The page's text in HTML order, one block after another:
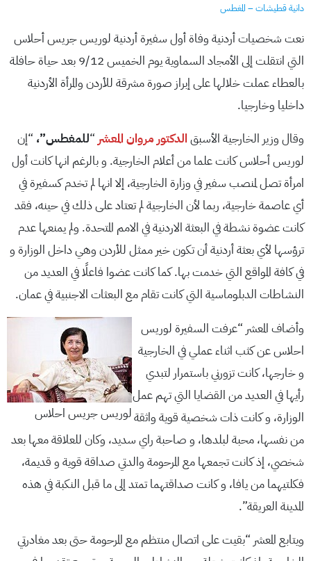
دانية قطيشات – المغطس
نعت شخصيات أردنية وفاة أول سفيرة أردنية لوريس جريس أحلاس
التي انتقلت إلى الأمجاد السماوية يوم الخميس 9/12 بعد حياة حافلة
بالعطاء عملت خلالها على إبراز صورة مشرقة للأردن والمرأة الأردنية
داخليا وخارجيا.
وقال وزير الخارجية الأسبق الدكتور مروان المعشر “للمغطس”، “إن
لوريس أحلاس كانت علما من أعلام الخارجية. و بالرغم انها كانت أول
امرأة تصل لمنصب سفير في وزارة الخارجية، إلا انها لم تخدم كسفيرة في
أي عاصمة خارجية، ربما لأن الخارجية لم تعتاد على ذلك في حينه، فقد
كانت عضوة نشطة في البعثة الاردنية في الامم المتحدة. ولم يمنعها عدم
ترؤسها لأي بعثة أردنية أن تكون خير ممثل للأردن وهي داخل الوزارة و
في كافة المواقع التي خدمت بها. كما كانت عضوا فاعلًا في العديد من
النشاطات الدبلوماسية التي كانت تقام مع البعثات الاجنبية في عمان.
لوريس جريس احلاس
وأضاف المعشر “عرفت السفيرة لوريس
احلاس عن كثب اثناء عملي في الخارجية
و خارجها، كانت تزورني باستمرار لتبدي
رأيها في العديد من القضايا التي تهم عمل
الوزارة، و كانت ذات شخصية قوية واثقة
من نفسها، محبة لبلدها، و صاحبة راي سديد، وكان للعلاقة معها بعد
شخصي، إذ كانت تجمعها مع المرحومة والدتي صداقة قوية و قديمة،
فكلتيهما من يافا، و كانت صداقتهما تمتد إلى ما قبل النكبة في هذه
المدينة العريقة”.
ويتابع المعشر “بقيت على اتصال منتظم مع المرحومة حتى بعد مغادرتي